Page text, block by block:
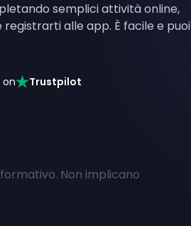
semplici attività online,
alle app. È facile e puoi
on Trustpilot
Non implicano